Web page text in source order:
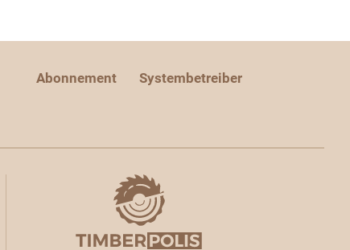
Abonnement Systembetreiber